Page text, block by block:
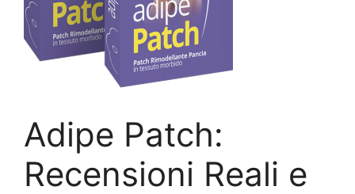
Adipe Patch:
Recensioni Reali e